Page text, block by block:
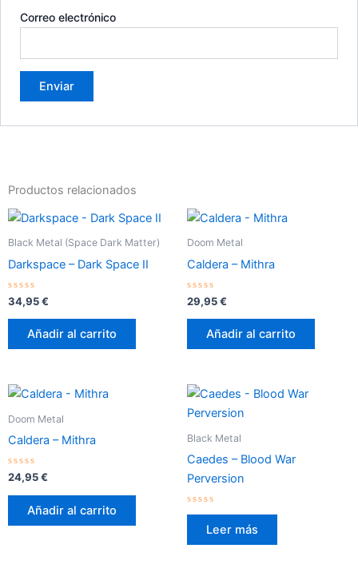
Correo electrónico
Productos relacionados
Black Metal (Space Dark Matter)
Darkspace – Dark Space II
Valorado
con
0
34,95€
Añadir al carrito
Doom Metal
Caldera – Mithra
Valorado
con
0
29,95€
Añadir al carrito
Doom Metal
Caldera – Mithra
Valorado
con
0
24,95€
Añadir al carrito
Black Metal
Caedes – Blood War
Perversion
Valorado
con
de
Leer más